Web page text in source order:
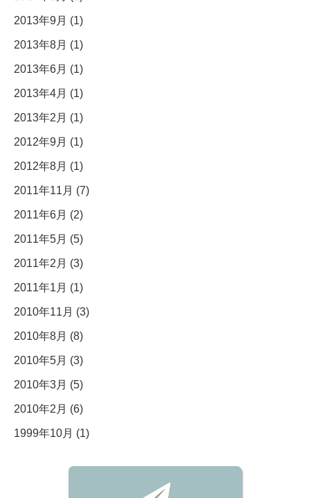
2013年9月 (1)
2013年8月 (1)
2013年6月 (1)
2013年4月 (1)
2013年2月 (1)
2012年9月 (1)
2012年8月 (1)
2011年11月 (7)
2011年6月 (2)
2011年5月 (5)
2011年2月 (3)
2011年1月 (1)
2010年11月 (3)
2010年8月 (8)
2010年5月 (3)
2010年3月 (5)
2010年2月 (6)
1999年10月 (1)